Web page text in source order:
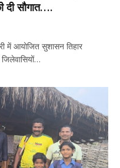
दी सौगात….
में आयोजित सुशासन तिहार